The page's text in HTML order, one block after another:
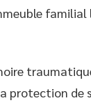
familial
protection de